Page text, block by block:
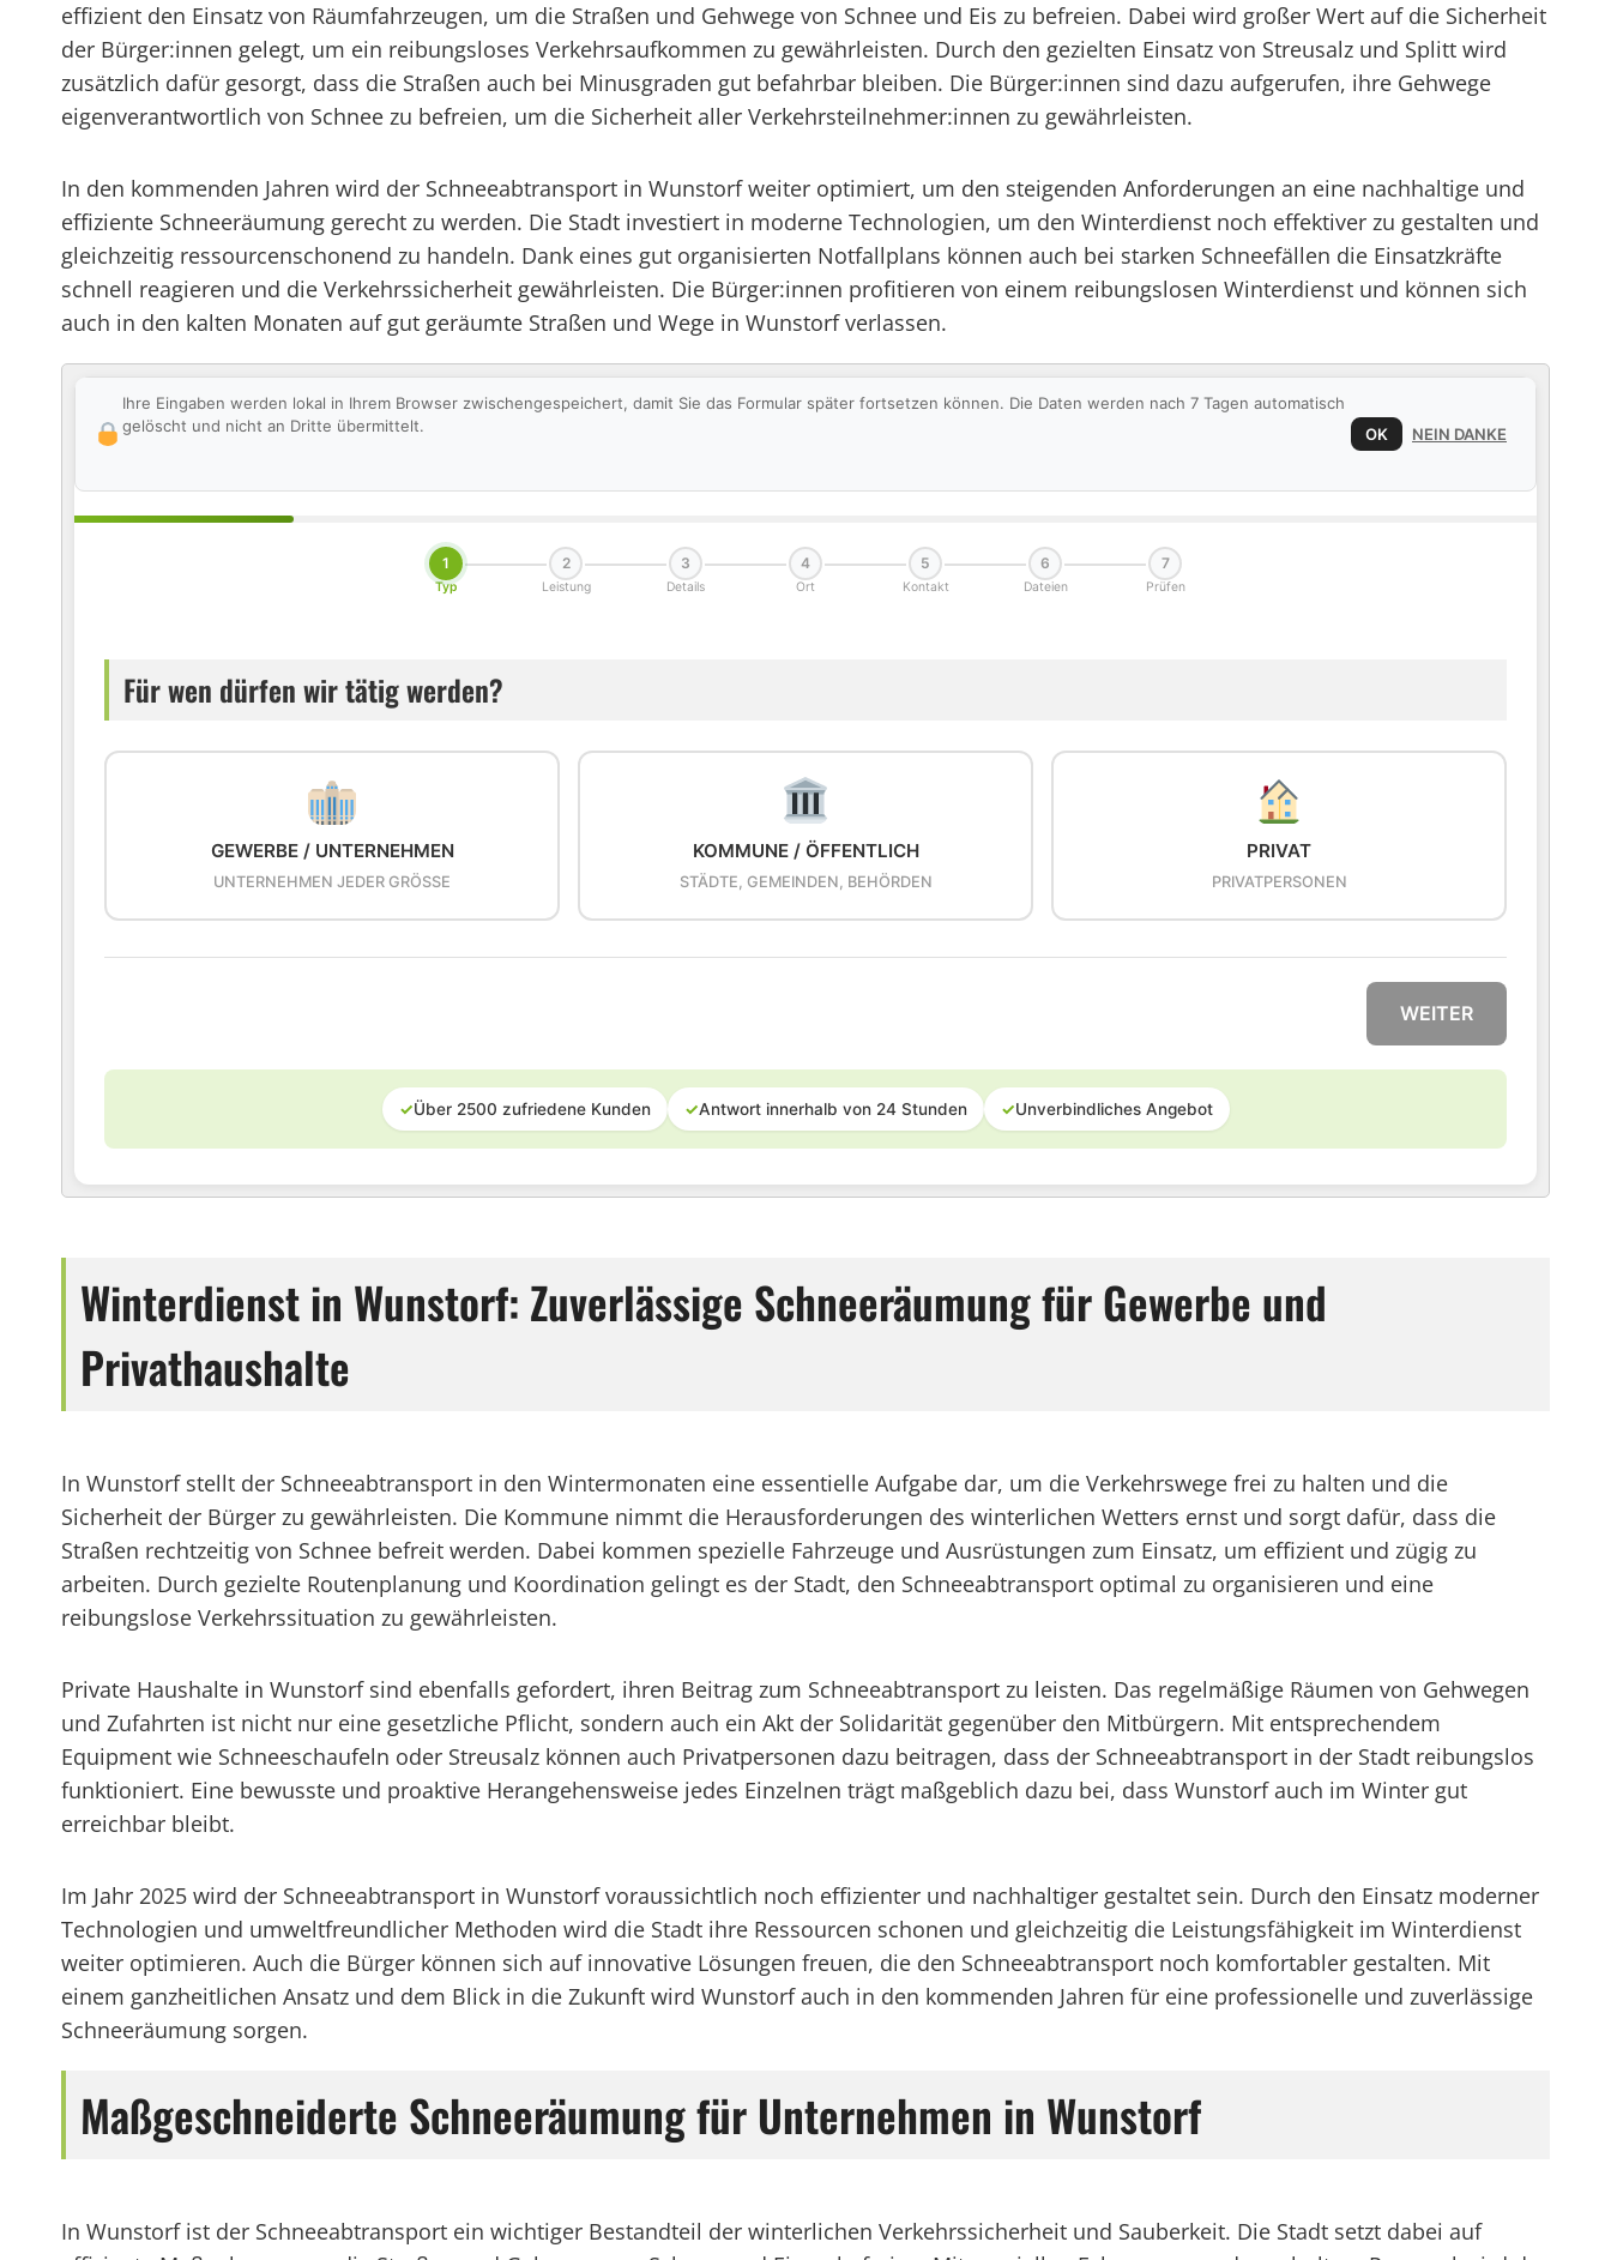
effizient den Einsatz von Räumfahrzeugen, um die Straßen und Gehwege von Schnee und Eis zu befreien. Dabei wird großer Wert auf die Sicherheit
der Bürger:innen gelegt, um ein reibungsloses Verkehrsaufkommen zu gewährleisten. Durch den gezielten Einsatz von Streusalz und Splitt wird
zusätzlich dafür gesorgt, dass die Straßen auch bei Minusgraden gut befahrbar bleiben. Die Bürger:innen sind dazu aufgerufen, ihre Gehwege
eigenverantwortlich von Schnee zu befreien, um die Sicherheit aller Verkehrsteilnehmer:innen zu gewährleisten.
In den kommenden Jahren wird der Schneeabtransport in Wunstorf weiter optimiert, um den steigenden Anforderungen an eine nachhaltige und
effiziente Schneeräumung gerecht zu werden. Die Stadt investiert in moderne Technologien, um den Winterdienst noch effektiver zu gestalten und
gleichzeitig ressourcenschonend zu handeln. Dank eines gut organisierten Notfallplans können auch bei starken Schneefällen die Einsatzkräfte
schnell reagieren und die Verkehrssicherheit gewährleisten. Die Bürger:innen profitieren von einem reibungslosen Winterdienst und können sich
auch in den kalten Monaten auf gut geräumte Straßen und Wege in Wunstorf verlassen.
Ihre Eingaben werden lokal in Ihrem Browser zwischengespeichert, damit Sie das Formular später fortsetzen können. Die Daten werden nach 7 Tagen automatisch
gelöscht und nicht an Dritte übermittelt.
OK NEIN DANKE
1
Typ
2
Leistung
3
Details
4
Ort
5
Kontakt
6
Dateien
7
Prüfen
Für wen dürfen wir tätig werden?
GEWERBE / UNTERNEHMEN
UNTERNEHMEN JEDER GRÖSSE
KOMMUNE / ÖFFENTLICH
STÄDTE, GEMEINDEN, BEHÖRDEN
PRIVAT
PRIVATPERSONEN
WEITER
✓Über 2500 zufriedene Kunden ✓Antwort innerhalb von 24 Stunden ✓Unverbindliches Angebot
Winterdienst in Wunstorf: Zuverlässige Schneeräumung für Gewerbe und
Privathaushalte
In Wunstorf stellt der Schneeabtransport in den Wintermonaten eine essentielle Aufgabe dar, um die Verkehrswege frei zu halten und die
Sicherheit der Bürger zu gewährleisten. Die Kommune nimmt die Herausforderungen des winterlichen Wetters ernst und sorgt dafür, dass die
Straßen rechtzeitig von Schnee befreit werden. Dabei kommen spezielle Fahrzeuge und Ausrüstungen zum Einsatz, um effizient und zügig zu
arbeiten. Durch gezielte Routenplanung und Koordination gelingt es der Stadt, den Schneeabtransport optimal zu organisieren und eine
reibungslose Verkehrssituation zu gewährleisten.
Private Haushalte in Wunstorf sind ebenfalls gefordert, ihren Beitrag zum Schneeabtransport zu leisten. Das regelmäßige Räumen von Gehwegen
und Zufahrten ist nicht nur eine gesetzliche Pflicht, sondern auch ein Akt der Solidarität gegenüber den Mitbürgern. Mit entsprechendem
Equipment wie Schneeschaufeln oder Streusalz können auch Privatpersonen dazu beitragen, dass der Schneeabtransport in der Stadt reibungslos
funktioniert. Eine bewusste und proaktive Herangehensweise jedes Einzelnen trägt maßgeblich dazu bei, dass Wunstorf auch im Winter gut
erreichbar bleibt.
Im Jahr 2025 wird der Schneeabtransport in Wunstorf voraussichtlich noch effizienter und nachhaltiger gestaltet sein. Durch den Einsatz moderner
Technologien und umweltfreundlicher Methoden wird die Stadt ihre Ressourcen schonen und gleichzeitig die Leistungsfähigkeit im Winterdienst
weiter optimieren. Auch die Bürger können sich auf innovative Lösungen freuen, die den Schneeabtransport noch komfortabler gestalten. Mit
einem ganzheitlichen Ansatz und dem Blick in die Zukunft wird Wunstorf auch in den kommenden Jahren für eine professionelle und zuverlässige
Schneeräumung sorgen.
Maßgeschneiderte Schneeräumung für Unternehmen in Wunstorf
In Wunstorf ist der Schneeabtransport ein wichtiger Bestandteil der winterlichen Verkehrssicherheit und Sauberkeit. Die Stadt setzt dabei auf